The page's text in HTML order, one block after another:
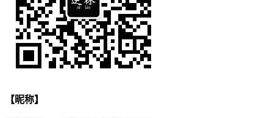
【昵称】